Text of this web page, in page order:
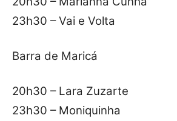
23h30 – Vai e Volta
Barra de Maricá
20h30 – Lara Zuzarte
23h30 – Moniquinha